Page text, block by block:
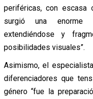
periféricas, con escasa
surgió una enorme
extendiéndose y
posibilidades visuales”.
Asimismo, el
diferenciadores que
género “fue la